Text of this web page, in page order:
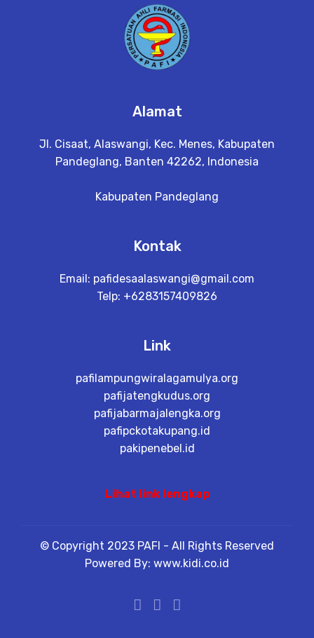
Alamat
Jl. Cisaat, Alaswangi, Kec. Menes, Kabupaten
Pandeglang, Banten 42262, Indonesia
Kabupaten Pandeglang
Kontak
Email: pafidesaalaswangi@gmail.com
Telp: +6283157409826
Link
pafilampungwiralagamulya.org
pafijatengkudus.org
pafijabarmajalengka.org
pafipckotakupang.id
pakipenebel.id
Lihat link lengkap
© Copyright 2023 PAFI - All Rights Reserved
Powered By: www.kidi.co.id